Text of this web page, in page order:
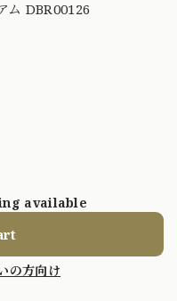
ム DBR00126
available
の方向け